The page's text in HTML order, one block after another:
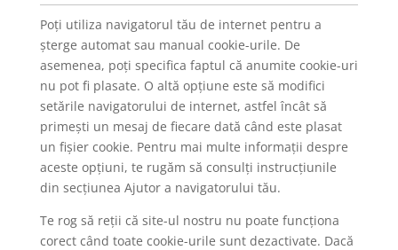
Poți utiliza navigatorul tău de internet pentru a
șterge automat sau manual cookie-urile. De
asemenea, poți specifica faptul că anumite cookie-uri
nu pot fi plasate. O altă opțiune este să modifici
setările navigatorului de internet, astfel încât să
primești un mesaj de fiecare dată când este plasat
un fișier cookie. Pentru mai multe informații despre
aceste opțiuni, te rugăm să consulți instrucțiunile
din secțiunea Ajutor a navigatorului tău.
Te rog să reții că site-ul nostru nu poate funcționa
corect când toate cookie-urile sunt dezactivate. Dacă